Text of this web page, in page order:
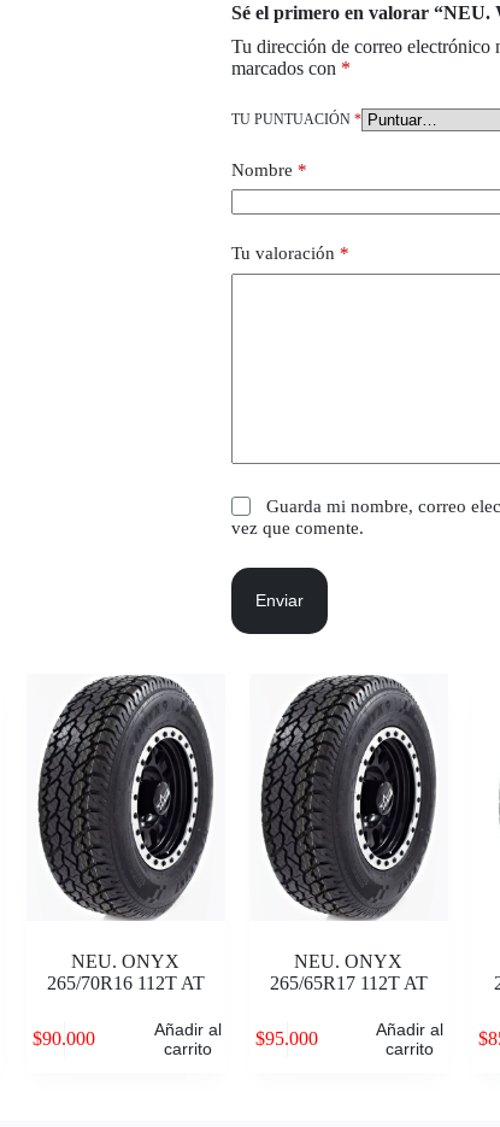
Sé el primero en valorar
Tu dirección de correo electrónico
marcados con *
TU PUNTUACIÓN *
Nombre *
Tu valoración *
Guarda mi nombre, correo
vez que comente.
Enviar
NEU. ONYX
265/70R16 112T AT
$90.000
Añadir al
carrito
NEU. ONYX
265/65R17 112T AT
$95.000
Añadir al
carrito
$